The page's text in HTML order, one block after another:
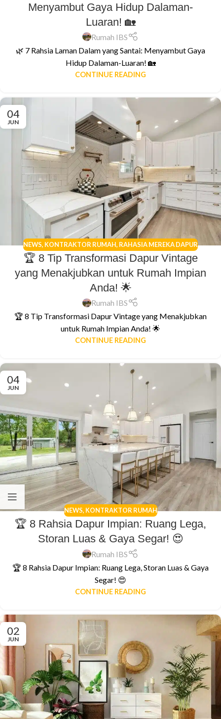
Menyambut Gaya Hidup Dalaman-
Luaran! 🏡
Rumah IBS
🌿 7 Rahsia Laman Dalam yang Santai: Menyambut Gaya
Hidup Dalaman-Luaran! 🏡
CONTINUE READING
04
JUN
NEWS, KONTRAKTOR RUMAH, RAHASIA MEREKA DAPUR
🏆 8 Tip Transformasi Dapur Vintage
yang Menakjubkan untuk Rumah Impian
Anda! 🌟
Rumah IBS
🏆 8 Tip Transformasi Dapur Vintage yang Menakjubkan
untuk Rumah Impian Anda! 🌟
CONTINUE READING
04
JUN
NEWS, KONTRAKTOR RUMAH
🏆 8 Rahsia Dapur Impian: Ruang Lega,
Storan Luas & Gaya Segar! 😍
Rumah IBS
🏆 8 Rahsia Dapur Impian: Ruang Lega, Storan Luas & Gaya
Segar! 😍
CONTINUE READING
02
JUN